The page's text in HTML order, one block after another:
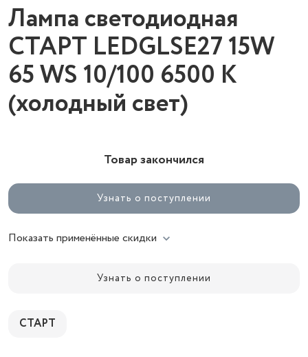
Лампа светодиодная
СТАРТ LEDGLSE27 15W
65 WS 10/100 6500 К
(холодный свет)
Товар закончился
Узнать о поступлении
Показать применённые скидки
Узнать о поступлении
СТАРТ